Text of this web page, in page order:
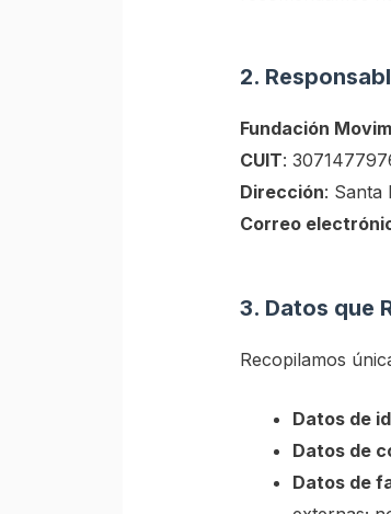
2.
Fundación
CUIT:
Dirección: Santa
Correo
3. Datos que
Recopilamos
Datos de
Datos de
Datos de